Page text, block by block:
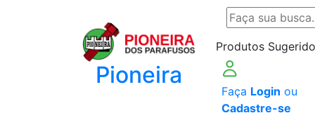
Pioneira
Produtos
Faça Login ou
Cadastre-se